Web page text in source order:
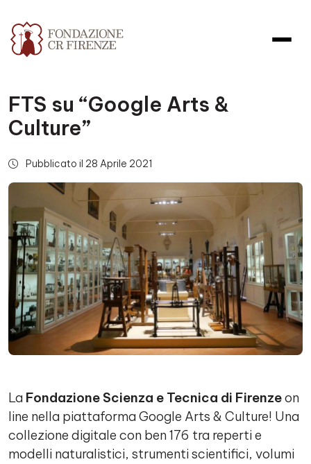
FTS su “Google Arts &
Culture”
Pubblicato il 28 Aprile 2021
La Fondazione Scienza e Tecnica di Firenzeon
line nella piattaforma Google Arts & Culture! Una
collezione digitale con ben 176 tra reperti e
modelli naturalistici, strumenti scientifici, volumi